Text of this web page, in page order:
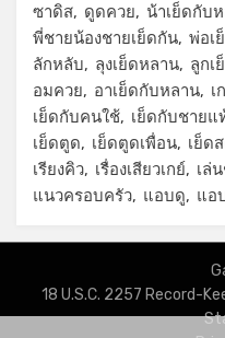
ซาดิส
ดูดควย น้าเย็ดกับ
พี่ชายน้องชายเย็ดกัน พ่อเ
ลักหลับ
ลุงเย็ดหลาน ลูกเ
อมควย
อาเย็ดกับหลาน เ
เย็ดกับคนใช้
เย็ดกับชายแ
เย็ดตูด
เย็ดตูดเพื่อน เย็ด
เรียงคิว
เรื่องเสียวเกย์ เล่
แนวครอบครัว
แอบดู แอ
18 U.S.C. 2257 Record-